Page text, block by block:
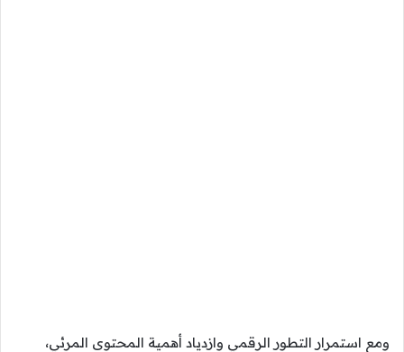
ومع استمرار التطور الرقمي وازدياد أهمية المحتوى المرئي،